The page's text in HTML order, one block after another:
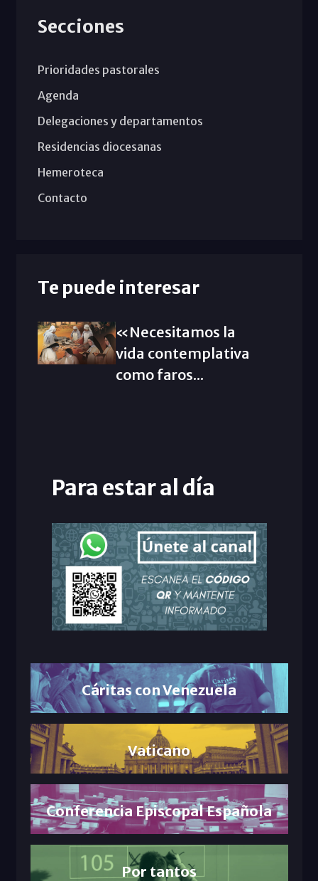
Secciones
Prioridades pastorales
Agenda
Delegaciones y departamentos
Residencias diocesanas
Hemeroteca
Contacto
Te puede interesar
«Necesitamos la
vida contemplativa
como faros...
Para estar al día
Cáritas con Venezuela
Vaticano
Conferencia Episcopal Española
Por tantos